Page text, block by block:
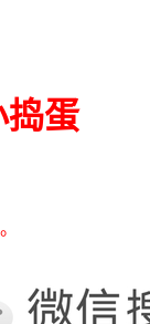
捣蛋